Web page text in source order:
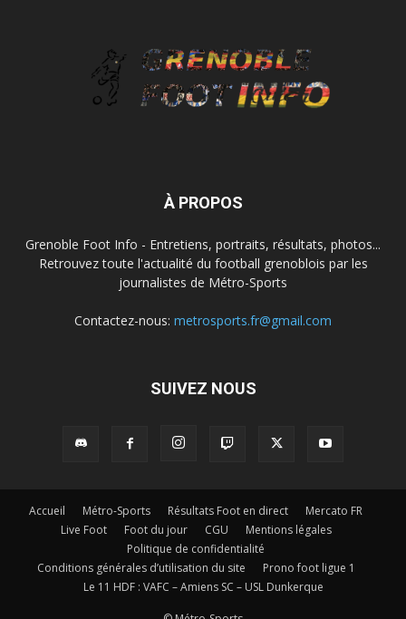
À PROPOS
Grenoble Foot Info - Entretiens, portraits, résultats, photos...
Retrouvez toute l'actualité du football grenoblois par les
journalistes de Métro-Sports
Contactez-nous: metrosports.fr@gmail.com
SUIVEZ NOUS
Accueil Métro-Sports Résultats Foot en direct
Mercato FR
Live Foot
Foot du jour CGU
Mentions légales
Politique de confidentialité
Conditions générales d’utilisation du site
Prono foot ligue 1
Le 11 HDF : VAFC – Amiens SC – USL Dunkerque